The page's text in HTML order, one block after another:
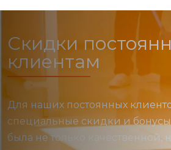
Скидки
клиентам
Для наших постоянных
специальные скидки и
была не только качественной,